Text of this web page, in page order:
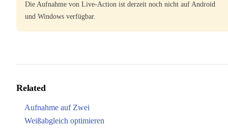
Die Aufnahme von Live-Action ist derzeit noch nicht auf Android
und Windows verfügbar.
Related
Aufnahme auf Zwei
Weißabgleich optimieren